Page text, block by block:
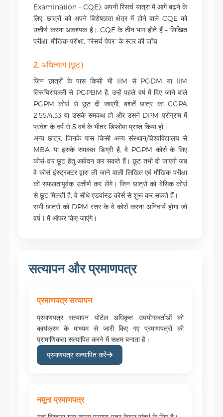
Examination - CQE): अपनी रिसर्च यात्रा में आगे बढ़ने के
लिए, छात्रों को अपने विशेषज्ञता क्षेत्र में होने वाले CQE को
उत्तीर्ण करना आवश्यक है। CQE के तीन भाग होते हैं – लिखित
परीक्षा, मौखिक परीक्षा, “रिसर्च पेपर” के स्तर की जाँच
2. अधित्याग (छूट)
जिन छात्रों के पास किसी भी IIM से PGDM या IIM
तिरुचिरापल्ली से PGPBM है, उन्हें पहले वर्ष में दिए जाने वाले
PGPM कोर्स से छूट दी जाएगी, बशर्ते छात्र का CGPA
2.55/4.33 या उसके समकक्ष हो और उसने DPM प्रोग्राम में
प्रवेश के वर्ष से 5 वर्ष के भीतर डिप्लोमा प्राप्त किया हो।
अन्य छात्र, जिनके पास किसी अन्य संस्थान/विश्वविद्यालय से
MBA या इसके समकक्ष डिग्री है, वे PGPM कोर्स के लिए
कोर्स-वार छूट हेतु आवेदन कर सकते हैं। छूट तभी दी जाएगी जब
वे कोर्स इंस्ट्रक्टर द्वारा ली जाने वाली लिखित एवं मौखिक परीक्षा
को सफलतापूर्वक उत्तीर्ण कर लेंगे। जिन छात्रों को बेसिक कोर्स
से छूट मिलती है, वे सीधे एडवांस्ड कोर्स से शुरू कर सकते हैं।
सभी छात्रों को DPM स्तर के वे कोर्स करना अनिवार्य होगा जो
वर्ष 1 में ऑफर किए जाएंगे।
सत्यापन और प्रमाणपत्र
प्रमाणपत्र सत्यापन
प्रमाणपत्र सत्यापन पोर्टल अधिकृत उपयोगकर्ताओं को
कार्यक्रम के माध्यम से जारी किए गए प्रमाणपत्रों की
प्रामाणिकता सत्यापित करने में सक्षम बनाता है।
प्रमाणपत्र सत्यापित करें
नमूना प्रमाणपत्र